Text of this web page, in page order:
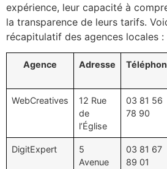
expérience, leur capacité à
la transparence de leurs tarifs.
récapitulatif des agences locales :
Agence Adresse
WebCreatives
12 Rue
de
l’Église
03 81 56
78 90
DigitExpert
5
Avenue
03 81 67
89 01